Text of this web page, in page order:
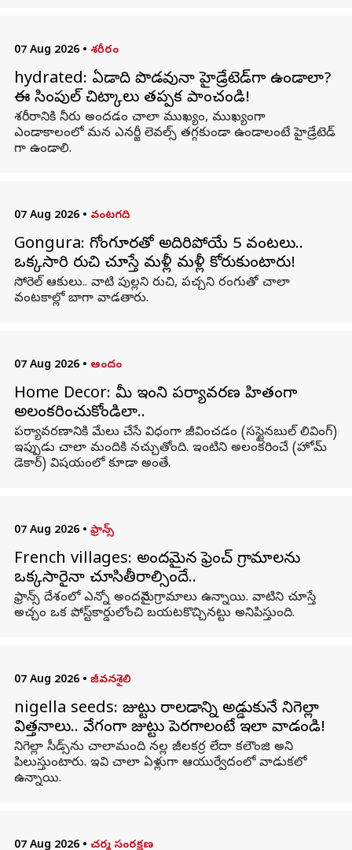
07 Aug 2026 • శరీరం
hydrated: ఏడాది పొడవునా హైడ్రేటెడ్‌గా ఉండాలా?
ఈ సింపుల్ చిట్కాలు తప్పక పాటించండి!
శరీరానికి నీరు అందడం చాలా ముఖ్యం, ముఖ్యంగా
ఎండాకాలంలో మన ఎనర్జీ లెవల్స్ తగ్గకుండా ఉండాలంటే హైడ్రేటెడ్
గా ఉండాలి.
07 Aug 2026 • వంటగది
Gongura: గోంగూరతో అదిరిపోయే 5 వంటలు..
ఒక్కసారి రుచి చూస్తే మళ్లీ మళ్లీ కోరుకుంటారు!
సోరెల్ ఆకులు.. వాటి పుల్లని రుచి, పచ్చని రంగుతో చాలా
వంటకాల్లో బాగా వాడతారు.
07 Aug 2026 • అందం
Home Decor: మీ ఇంటిని పర్యావరణ హితంగా
అలంకరించుకోండిలా..
పర్యావరణానికి మేలు చేసే విధంగా జీవించడం (సస్టైనబుల్ లివింగ్)
ఇప్పుడు చాలా మందికి నచ్చుతోంది. ఇంటిని అలంకరించే (హోమ్
డెకార్) విషయంలో కూడా అంతే.
07 Aug 2026 • ఫ్రాన్స్
French villages: అందమైన ఫ్రెంచ్ గ్రామాలను
ఒక్కసారైనా చూసితీరాల్సిందే..
ఫ్రాన్స్ దేశంలో ఎన్నో అందమైన గ్రామాలు ఉన్నాయి. వాటిని చూస్తే
అచ్చం ఒక పోస్ట్‌కార్డులోంచి బయటకొచ్చినట్టు అనిపిస్తుంది.
07 Aug 2026 • జీవనశైలి
nigella seeds: జుట్టు రాలడాన్ని అడ్డుకునే నిగెల్లా
విత్తనాలు.. వేగంగా జుట్టు పెరగాలంటే ఇలా వాడండి!
నిగెల్లా సీడ్స్‌ను చాలామంది నల్ల జీలకర్ర లేదా కలౌంజి అని
పిలుస్తుంటారు. ఇవి చాలా ఏళ్లుగా ఆయుర్వేదంలో వాడుకలో
ఉన్నాయి.
07 Aug 2026 • చర్మ సంరక్షణ